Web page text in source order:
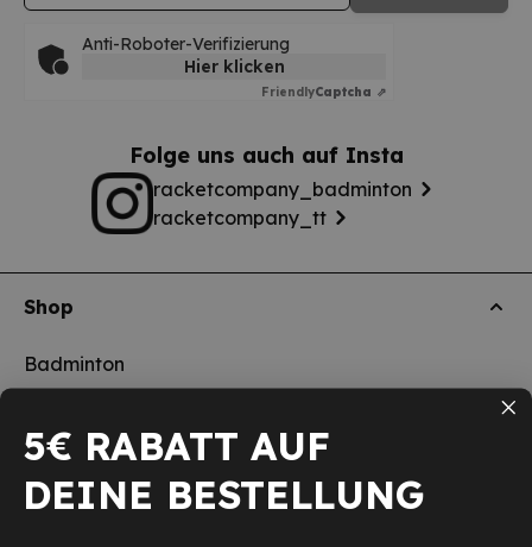
Anti-Roboter-Verifizierung
Hier klicken
FriendlyCaptcha ⇗
Folge uns auch auf Insta
racketcompany_badminton
racketcompany_tt
Shop
Badminton
Squash
Pickleball
5€ RABATT AUF
DEINE BESTELLUNG